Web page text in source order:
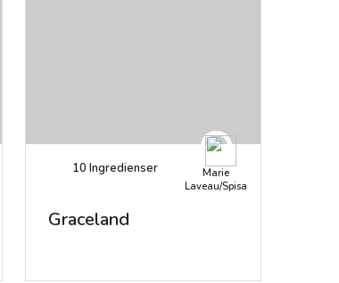
10 Ingredienser
Graceland
Marie
Laveau/Spisa